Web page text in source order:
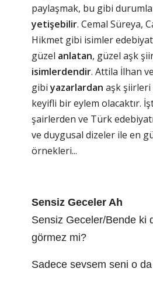
paylaşmak, bu gibi
yetişebilir. Cemal Süreya,
Hikmet gibi isimler
güzel anlatan, güzel aşk
isimlerdendir. Attila İlhan
gibiyazarlardan aşk şiirleri
keyifli bir eylem olacaktır.
şairlerden ve Türk
ve duygusal dizeler ile en
örnekleri...
Sensiz Geceler Ah
Sensiz Geceler/Bende ki
görmez mi?
Sadece sevsem seni o